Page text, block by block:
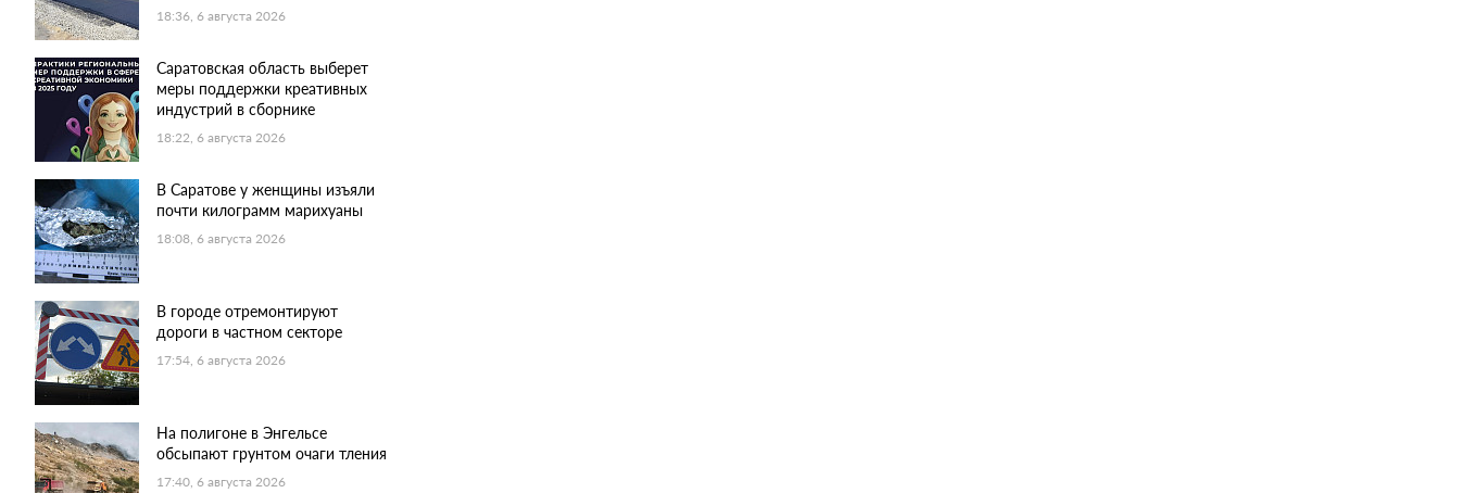
18:36, 6 августа 2026
Саратовская область выберет
меры поддержки креативных
индустрий в сборнике
18:22, 6 августа 2026
В Саратове у женщины изъяли
почти килограмм марихуаны
18:08, 6 августа 2026
В городе отремонтируют
дороги в частном секторе
17:54, 6 августа 2026
На полигоне в Энгельсе
обсыпают грунтом очаги тления
17:40, 6 августа 2026